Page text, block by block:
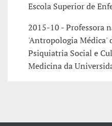
Escola Superior de
2015-10 - Professora
'Antropologia Médica'
Psiquiatria Social e
Medicina da